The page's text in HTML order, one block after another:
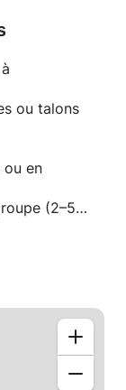
groupes
salle,
tout en
ou talons
ou en
(2–5